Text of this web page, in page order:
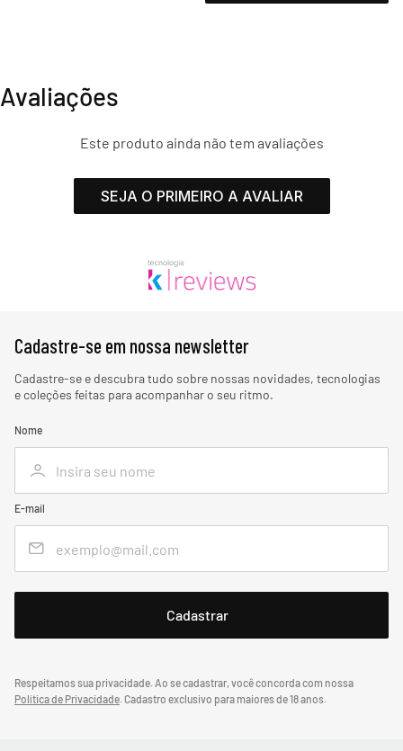
Avaliações
Este produto ainda não tem avaliações
SEJA O PRIMEIRO A AVALIAR
Cadastre-se em nossa newsletter
Cadastre-se e descubra tudo sobre nossas novidades, tecnologias
e coleções feitas para acompanhar o seu ritmo.
Nome
E-mail
Respeitamos sua privacidade. Ao se cadastrar, você concorda com nossa
Política de Privacidade.Cadastro exclusivo para maiores de 18 anos.